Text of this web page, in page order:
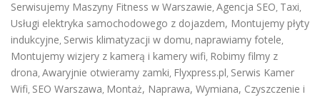
Serwisujemy Maszyny Fitness w Warszawie, Agencja SEO, Taxi,
Usługi elektryka samochodowego z dojazdem, Montujemy płyty
indukcyjne, Serwis klimatyzacji w domu, naprawiamy fotele,
Montujemy wizjery z kamerą i kamery wifi, Robimy filmy z
drona, Awaryjnie otwieramy zamki, Flyxpress.pl, Serwis Kamer
Wifi, SEO Warszawa, Montaż, Naprawa, Wymiana, Czyszczenie i